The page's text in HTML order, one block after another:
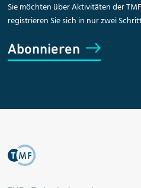
Sie möchten über Aktivitäten der
registrieren Sie sich in nur zwei
Abonnieren